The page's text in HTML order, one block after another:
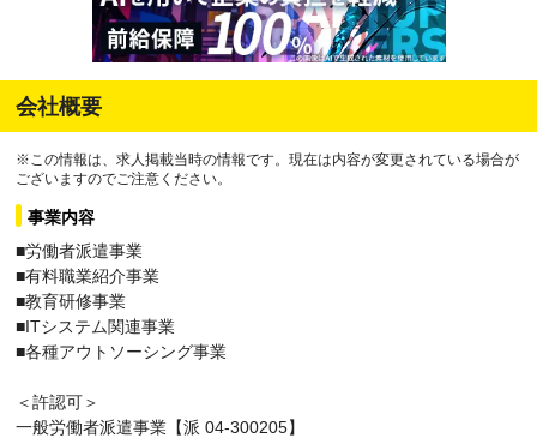
会社概要
※この情報は、求人掲載当時の情報です。現在は内容が変更されている場合が
ございますのでご注意ください。
事業内容
■労働者派遣事業
■有料職業紹介事業
■教育研修事業
■ITシステム関連事業
■各種アウトソーシング事業
＜許認可＞
一般労働者派遣事業【派 04-300205】